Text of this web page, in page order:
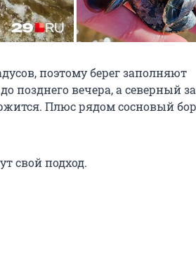
поэтому берег заполняют
позднего вечера, а северный
Плюс рядом сосновый
свой подход.